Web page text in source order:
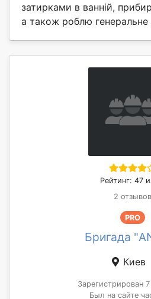
затирками в ванній,
а також роблю генеральне
Рейтинг: 47
2 отзывов
PRO
Бригада
Киев
Зарегистрирован
Был на сайте